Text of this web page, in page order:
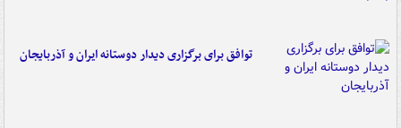
توافق برای برگزاری دیدار دوستانه ایران و آذربایجان